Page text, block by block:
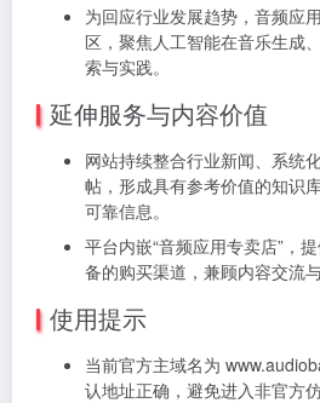
为回应行业发展趋势，音频应
区，聚焦人工智能在音乐生成
索与实践。
延伸服务与内容价值
网站持续整合行业新闻、系统
帖，形成具有参考价值的知识
可靠信息。
平台内嵌“音频应用专卖店”，
备的购买渠道，兼顾内容交流
使用提示
当前官方主域名为
认地址正确，避免进入非官方仿